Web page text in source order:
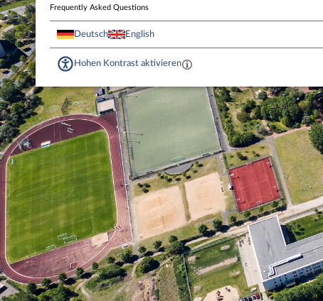
Frequently Asked Questions
Deutsch English
Hohen Kontrast aktivieren